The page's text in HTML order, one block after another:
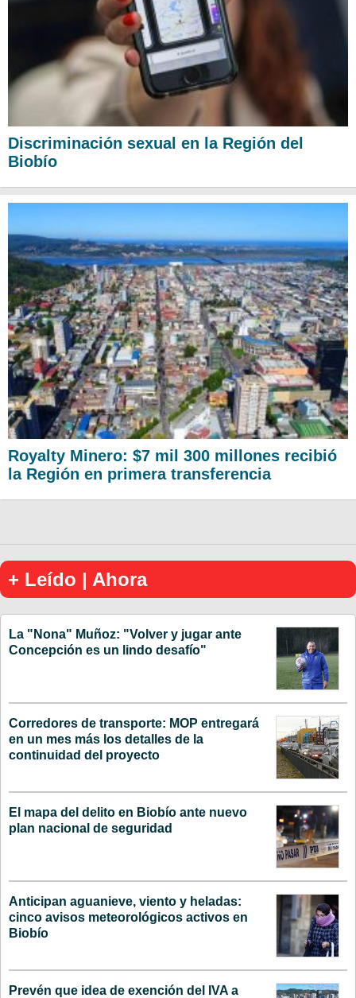
Discriminación sexual en la Región del
Biobío
Royalty Minero: $7 mil 300 millones recibió
la Región en primera transferencia
+ Leído | Ahora
La "Nona" Muñoz: "Volver y jugar ante
Concepción es un lindo desafío"
Corredores de transporte: MOP entregará
en un mes más los detalles de la
continuidad del proyecto
El mapa del delito en Biobío ante nuevo
plan nacional de seguridad
Anticipan aguanieve, viento y heladas:
cinco avisos meteorológicos activos en
Biobío
Prevén que idea de exención del IVA a